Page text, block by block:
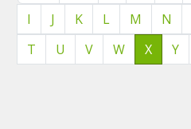
I
J K L M N
T
U V W X Y